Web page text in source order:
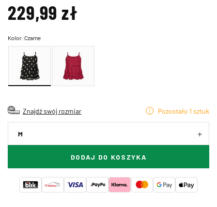
229,99 zł
Kolor:Czarne
Znajdź swój rozmiar Pozostało 1 sztuk
M
DODAJ DO KOSZYKA